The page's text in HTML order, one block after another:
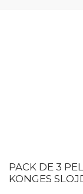
PACK DE 3
KONGES